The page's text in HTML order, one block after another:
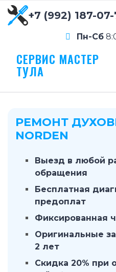
+7 (992) 187-
Пн-Сб
СЕРВИС МАСТЕР
ТУЛА
РЕМОНТ
NORDEN
Выезд в любой
обращения
Бесплатная
предоплат
Фиксированная
Оригинальные
2 лет
Скидка 20% при